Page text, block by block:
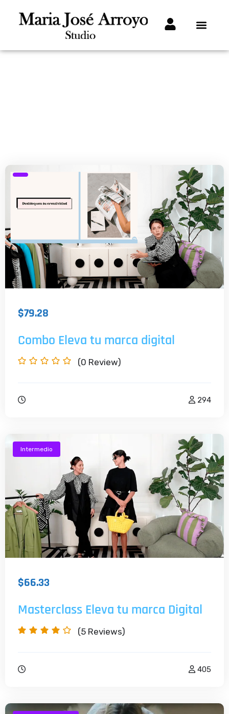
$79.28
Combo Eleva tu marca digital
(0 Review)
294
Intermedio
$66.33
Masterclass Eleva tu marca Digital
(5 Reviews)
405